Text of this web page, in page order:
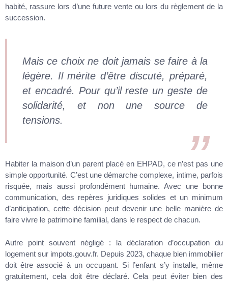
habité, rassure lors d’une future vente ou lors du règlement de la
succession.
Mais ce choix ne doit jamais se faire à la
légère. Il mérite d’être discuté, préparé,
et encadré. Pour qu’il reste un geste de
solidarité, et non une source de
tensions.
Habiter la maison d’un parent placé en EHPAD, ce n’est pas une
simple opportunité. C’est une démarche complexe, intime, parfois
risquée, mais aussi profondément humaine. Avec une bonne
communication, des repères juridiques solides et un minimum
d’anticipation, cette décision peut devenir une belle manière de
faire vivre le patrimoine familial, dans le respect de chacun.
Autre point souvent négligé : la déclaration d’occupation du
logement sur impots.gouv.fr. Depuis 2023, chaque bien immobilier
doit être associé à un occupant. Si l’enfant s’y installe, même
gratuitement, cela doit être déclaré. Cela peut éviter bien des